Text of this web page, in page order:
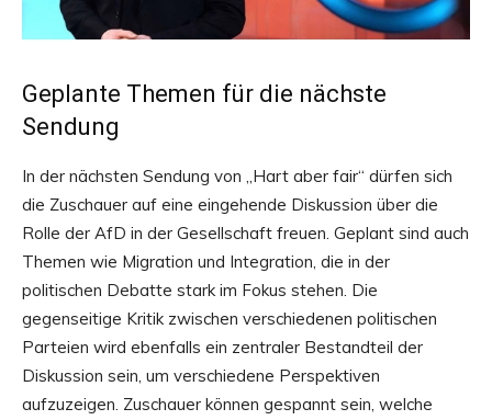
Geplante Themen für die nächste
Sendung
In der nächsten Sendung von „Hart aber fair“ dürfen sich
die Zuschauer auf eine eingehende Diskussion über die
Rolle der AfD in der Gesellschaft freuen. Geplant sind auch
Themen wie Migration und Integration, die in der
politischen Debatte stark im Fokus stehen. Die
gegenseitige Kritik zwischen verschiedenen politischen
Parteien wird ebenfalls ein zentraler Bestandteil der
Diskussion sein, um verschiedene Perspektiven
aufzuzeigen. Zuschauer können gespannt sein, welche